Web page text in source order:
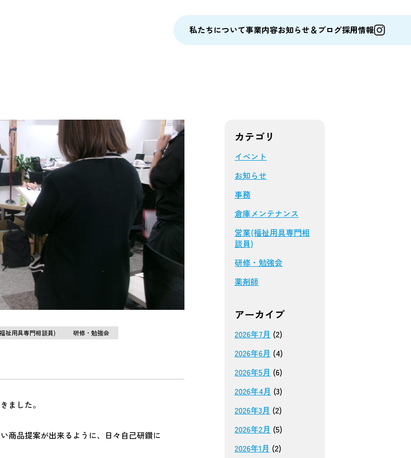
私たちについて事業内容お知らせ＆ブログ採用情報
祉用具専門相談員) 研修・勉強会
ました。
商品提案が出来るように、日々自己研鑽に
カテゴリ
イベント
お知らせ
事務
倉庫メンテナンス
営業(福祉用具専門相
談員)
研修・勉強会
薬剤師
アーカイブ
2026年7月 (2)
2026年6月 (4)
2026年5月 (6)
2026年4月 (3)
2026年3月 (2)
2026年2月 (5)
2026年1月 (2)